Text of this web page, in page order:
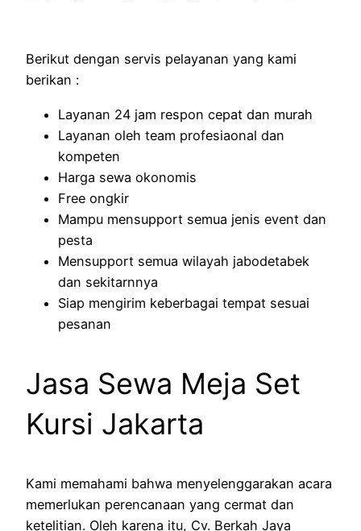
Berikut dengan servis pelayanan yang kami
berikan :
Layanan 24 jam respon cepat dan murah
Layanan oleh team profesiaonal dan
kompeten
Harga sewa okonomis
Free ongkir
Mampu mensupport semua jenis event dan
pesta
Mensupport semua wilayah jabodetabek
dan sekitarnnya
Siap mengirim keberbagai tempat sesuai
pesanan
Jasa Sewa Meja Set
Kursi Jakarta
Kami memahami bahwa menyelenggarakan acara
memerlukan perencanaan yang cermat dan
ketelitian. Oleh karena itu, Cv. Berkah Jaya